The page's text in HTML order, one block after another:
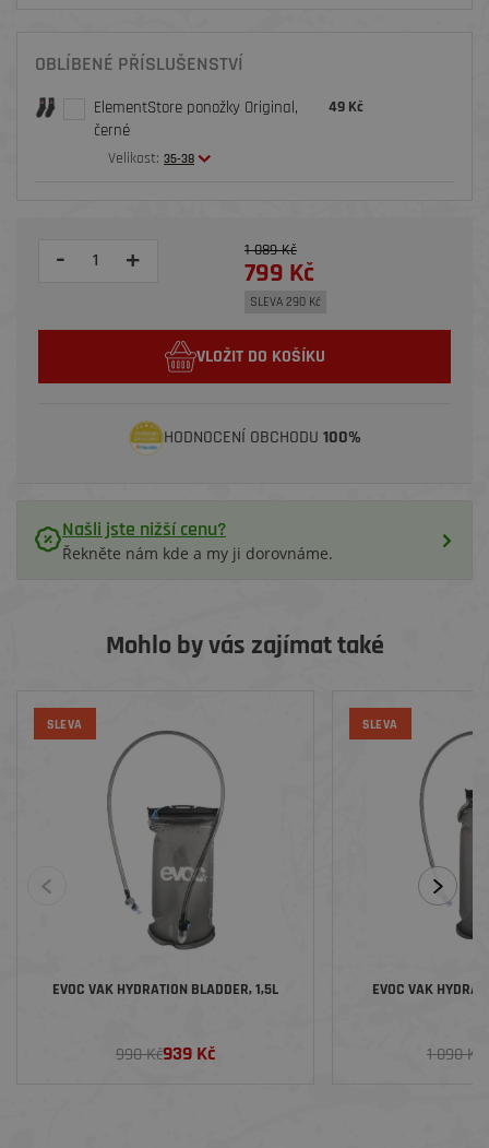
OBLÍBENÉ PŘÍSLUŠENSTVÍ
ElementStore ponožky Original,
černé
Velikost: 35-38
49 Kč
- + 1 089 Kč
799 Kč
SLEVA 290 Kč
VLOŽIT DO KOŠÍKU
HODNOCENÍ OBCHODU 100%
Našli jste nižší cenu?
Řekněte nám kde a my ji dorovnáme.
Mohlo by vás zajímat také
SLEVA
EVOC VAK HYDRATION BLADDER, 1,5L
990 Kč939 Kč
SLEVA
EVOC VAK
1 090 Kč